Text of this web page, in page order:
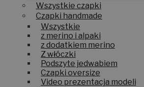
Wszystkie czapki
Czapki handmade
Wszystkie
z merino i alpaki
z dodatkiem merino
Z włóczki
Podszyte jedwabiem
Czapki oversize
Video prezentacja modeli